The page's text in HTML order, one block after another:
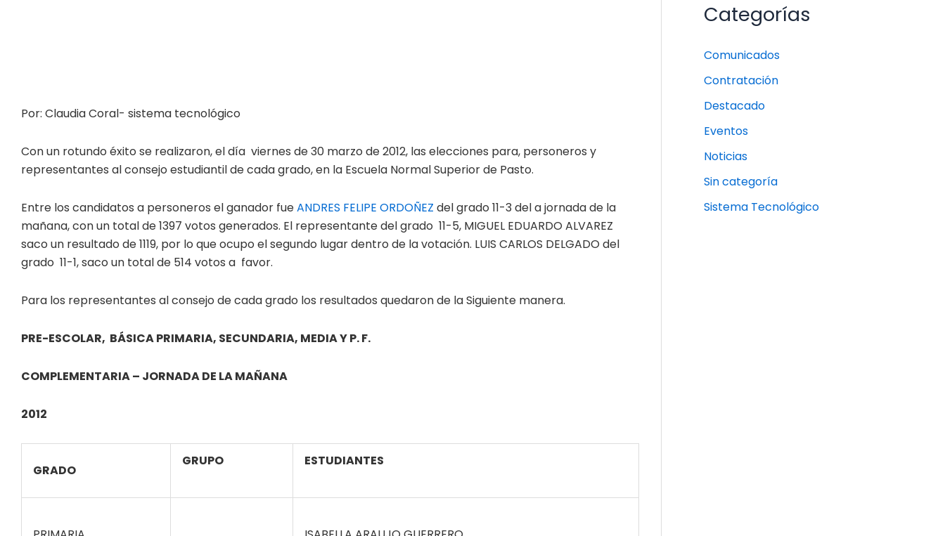
Por: Claudia Coral- sistema tecnológico
Con un rotundo éxito se realizaron, el día viernes de 30 marzo de 2012, las elecciones para, personeros y
representantes al consejo estudiantil de cada grado, en la Escuela Normal Superior de Pasto.
Entre los candidatos a personeros el ganador fueANDRES FELIPE ORDOÑEZ del grado 11-3 del a jornada de la
mañana, con un total de 1397 votos generados. El representante del grado 11-5, MIGUEL EDUARDO ALVAREZ
saco un resultado de 1119, por lo que ocupo el segundo lugar dentro de la votación. LUIS CARLOS DELGADO del
grado 11-1, saco un total de 514 votos a favor.
Para los representantes al consejo de cada grado los resultados quedaron de la Siguiente manera.
PRE-ESCOLAR, BÁSICA PRIMARIA, SECUNDARIA, MEDIA Y P. F.
COMPLEMENTARIA – JORNADA DE LA MAÑANA
2012
GRADO
GRUPO ESTUDIANTES
Categorías
Comunicados
Contratación
Destacado
Eventos
Noticias
Sin categoría
Sistema Tecnológico